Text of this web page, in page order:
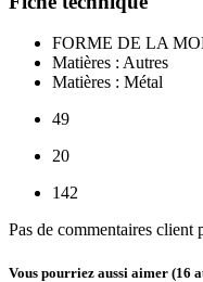
FORME DE LA
Matières : Autres
Matières : Métal
49
20
142
Pas de commentaires client
Vous pourriez aussi aimer (16